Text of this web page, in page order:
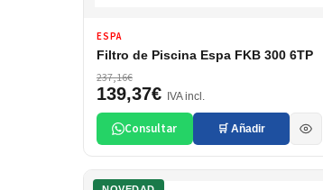
ESPA
Filtro de Piscina Espa FKB 300 6TP
237,16€
139,37€ IVA incl.
Consultar 🛒 Añadir